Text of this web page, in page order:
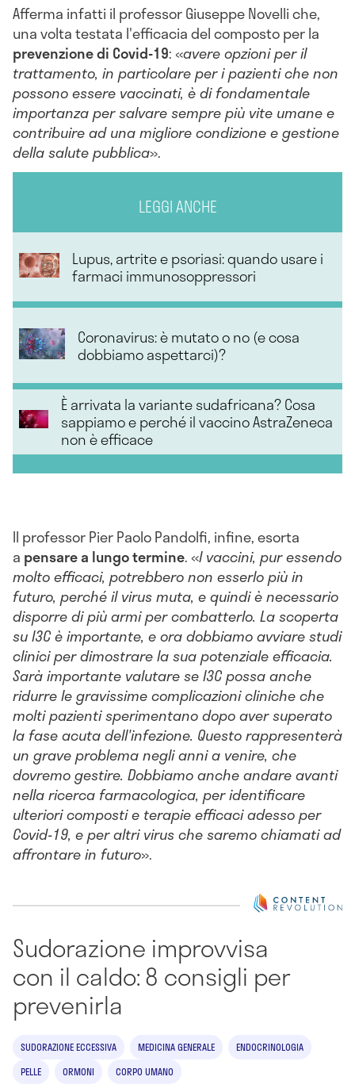
Afferma infatti il professor Giuseppe Novelli che,
una volta testata l'efficacia del composto per la
prevenzione di Covid-19: «avere opzioni per il
trattamento, in particolare per i pazienti che non
possono essere vaccinati, è di fondamentale
importanza per salvare sempre più vite umane e
contribuire ad una migliore condizione e gestione
della salute pubblica».
LEGGI ANCHE
Lupus, artrite e psoriasi: quando usare i
farmaci immunosoppressori
Coronavirus: è mutato o no (e cosa
dobbiamo aspettarci)?
È arrivata la variante sudafricana? Cosa
sappiamo e perché il vaccino AstraZeneca
non è efficace
Il professor Pier Paolo Pandolfi, infine, esorta
a pensare a lungo termine. «I vaccini, pur essendo
molto efficaci, potrebbero non esserlo più in
futuro, perché il virus muta, e quindi è necessario
disporre di più armi per combatterlo. La scoperta
su I3C è importante, e ora dobbiamo avviare studi
clinici per dimostrare la sua potenziale efficacia.
Sarà importante valutare se I3C possa anche
ridurre le gravissime complicazioni cliniche che
molti pazienti sperimentano dopo aver superato
la fase acuta dell'infezione. Questo rappresenterà
un grave problema negli anni a venire, che
dovremo gestire. Dobbiamo anche andare avanti
nella ricerca farmacologica, per identificare
ulteriori composti e terapie efficaci adesso per
Covid-19, e per altri virus che saremo chiamati ad
affrontare in futuro».
Sudorazione improvvisa
con il caldo: 8 consigli per
prevenirla
SUDORAZIONE ECCESSIVA MEDICINA GENERALE
ENDOCRINOLOGIA
PELLE
ORMONI CORPO UMANO